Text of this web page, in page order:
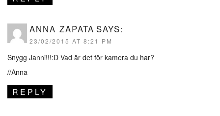
ANNA ZAPATA SAYS:
23/02/2015 AT 8:21 PM
Snygg Janni!!!:D Vad är det för kamera du har?
//Anna
REPLY